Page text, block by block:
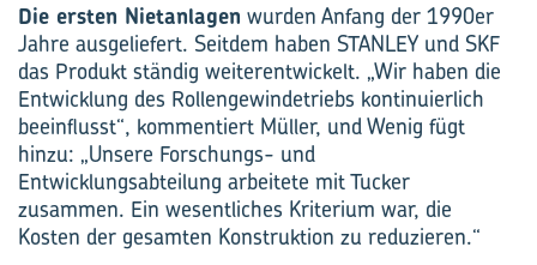
Die ersten Nietanlagen wurden Anfang der 1990er
Jahre ausgeliefert. Seitdem haben STANLEY und SKF
das Produkt ständig weiterentwickelt. „Wir haben die
Entwicklung des Rollengewindetriebs kontinuierlich
beeinflusst“, kommentiert Müller, und Wenig fügt
hinzu: „Unsere Forschungs- und
Entwicklungsabteilung arbeitete mit Tucker
zusammen. Ein wesentliches Kriterium war, die
Kosten der gesamten Konstruktion zu reduzieren.“